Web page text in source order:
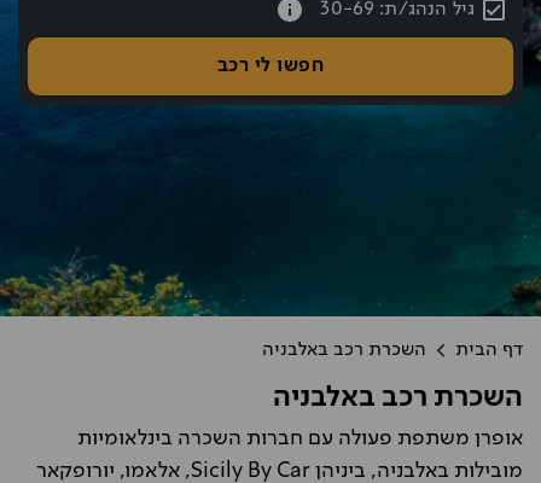
גיל הנהג/ת: 30-69
חפשו לי רכב
דף הבית השכרת רכב באלבניה
השכרת רכב באלבניה
אופרן משתפת פעולה עם חברות השכרה בינלאומיות
מובילות באלבניה, ביניהן Sicily By Car, אלאמו, יורופקאר